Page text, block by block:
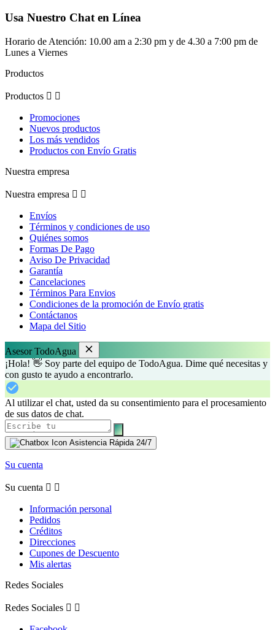
Usa Nuestro Chat en Línea
Horario de Atención: 10.00 am a 2:30 pm y de 4.30 a 7:00 pm de
Lunes a Viernes
Productos
Productos  
Promociones
Nuevos productos
Los más vendidos
Productos con Envío Gratis
Nuestra empresa
Nuestra empresa  
Envíos
Términos y condiciones de uso
Quiénes somos
Formas De Pago
Aviso De Privacidad
Garantía
Cancelaciones
Términos Para Envios
Condiciones de la promoción de Envío gratis
Contáctanos
Mapa del Sitio
Asesor TodoAgua
¡Hola! 👋 Soy parte del equipo de TodoAgua. Dime qué necesitas y
con gusto te ayudo a encontrarlo.
Al utilizar el chat, usted da su consentimiento para el procesamiento
de sus datos de chat.
Asistencia Rápida 24/7
Su cuenta
Su cuenta  
Información personal
Pedidos
Créditos
Direcciones
Cupones de Descuento
Mis alertas
Redes Sociales
Redes Sociales  